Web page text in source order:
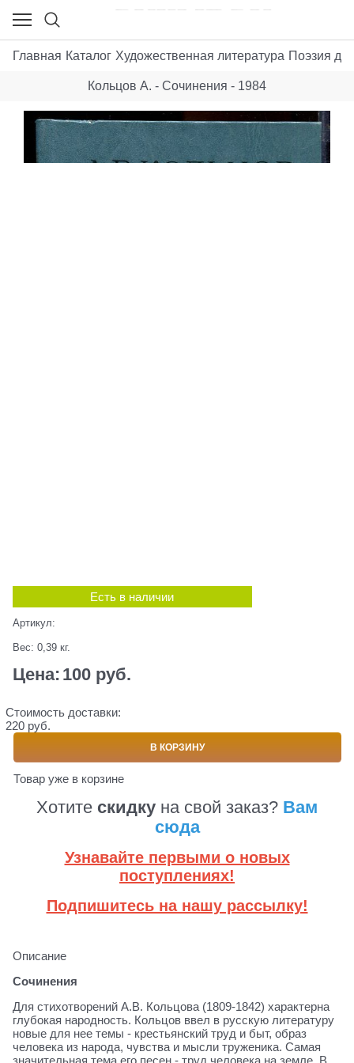
Главная Каталог Художественная литература Поэзия до
Кольцов А. - Сочинения - 1984
Есть в наличии
Артикул:
Вес: 0,39 кг.
Цена: 100 руб.
Стоимость доставки:
220 руб.
В КОРЗИНУ
Товар уже в корзине
Хотите скидку на свой заказ? Вам
сюда
Узнавайте первыми о новых
поступлениях!
Подпишитесь на нашу рассылку!
Описание
Сочинения
Для стихотворений А.В. Кольцова (1809-1842) характерна
глубокая народность. Кольцов ввел в русскую литературу
новые для нее темы - крестьянский труд и быт, образ
человека из народа, чувства и мысли труженика. Самая
значительная тема его песен - труд человека на земле. В